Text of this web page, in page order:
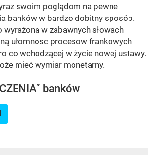
swoim poglądom na pewne
banków w bardzo dobitny sposób.
wyrażona w zabawnych słowach
ułomność procesów frankowych
co wchodzącej w życie nowej ustawy.
mieć wymiar monetarny.
banków